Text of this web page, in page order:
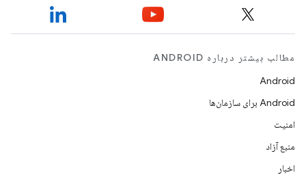
مطالب بیشتر درباره ANDROID
Android
Android برای سازمان‌ها
امنیت
منبع آزاد
اخبار